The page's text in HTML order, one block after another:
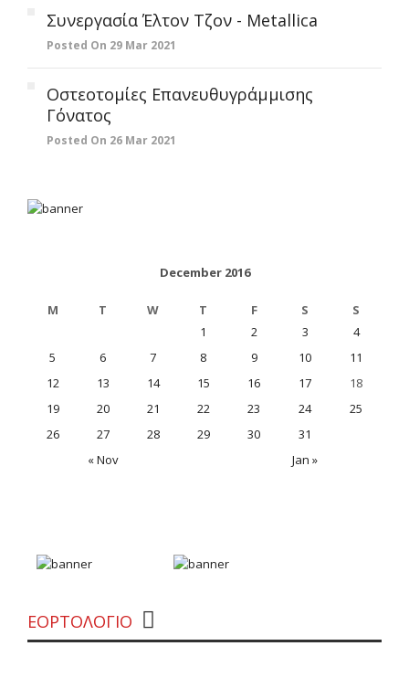
Συνεργασία Έλτον Τζον - Metallica
Posted On 29 Mar 2021
Οστεοτομίες Επανευθυγράμμισης
Γόνατος
Posted On 26 Mar 2021
December 2016
M T W T F S S
« Nov Jan »
1 2 3
4
5
6 7 8 9 10
11
12
13 14 15 16 17
18
19
20 21 22 23 24
25
26
27 28 29 30 31
ΕΟΡΤΟΛΟΓΙΟ